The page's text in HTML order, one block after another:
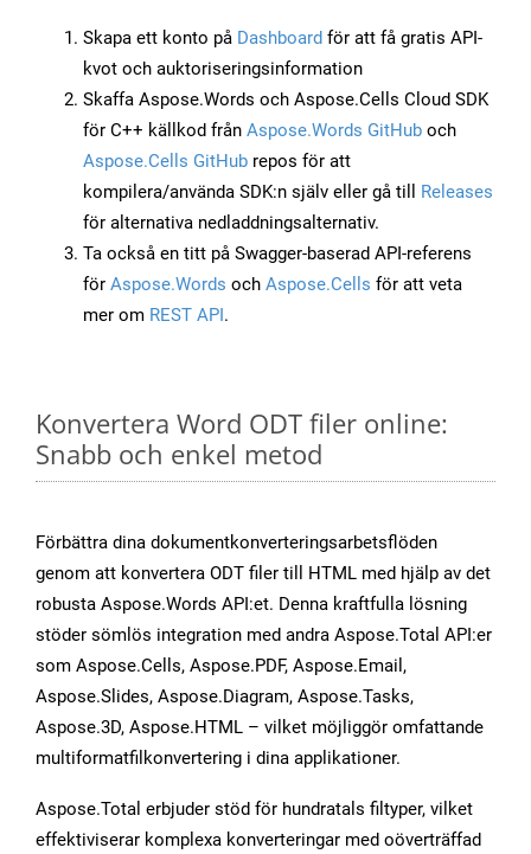
Skapa ett konto på Dashboard för att få gratis API-
kvot och auktoriseringsinformation
Skaffa Aspose.Words och Aspose.Cells Cloud SDK
för C++ källkod från Aspose.Words GitHub och
Aspose.Cells GitHub repos för att
kompilera/använda SDK:n själv eller gå till Releases
för alternativa nedladdningsalternativ.
Ta också en titt på Swagger-baserad API-referens
för Aspose.Words och Aspose.Cells för att veta
mer om REST API.
Konvertera Word ODT filer online:
Snabb och enkel metod
Förbättra dina dokumentkonverteringsarbetsflöden
genom att konvertera ODT filer till HTML med hjälp av det
robusta Aspose.Words API:et. Denna kraftfulla lösning
stöder sömlös integration med andra Aspose.Total API:er
som Aspose.Cells, Aspose.PDF, Aspose.Email,
Aspose.Slides, Aspose.Diagram, Aspose.Tasks,
Aspose.3D, Aspose.HTML – vilket möjliggör omfattande
multiformatfilkonvertering i dina applikationer.
Aspose.Total erbjuder stöd för hundratals filtyper, vilket
effektiviserar komplexa konverteringar med oöverträffad